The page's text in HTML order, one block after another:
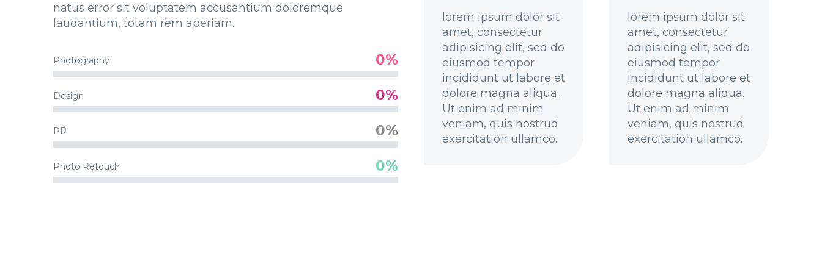
natus error sit voluptatem accusantium doloremque
laudantium, totam rem aperiam.
Photography 0%
Design 0%
PR 0%
Photo Retouch 0%
lorem ipsum dolor sit
amet, consectetur
adipisicing elit, sed do
eiusmod tempor
incididunt ut labore et
dolore magna aliqua.
Ut enim ad minim
veniam, quis nostrud
exercitation ullamco.
lorem ipsum dolor sit
amet, consectetur
adipisicing elit, sed do
eiusmod tempor
incididunt ut labore et
dolore magna aliqua.
Ut enim ad minim
veniam, quis nostrud
exercitation ullamco.